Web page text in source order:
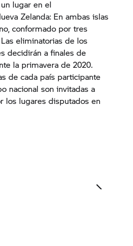
lugar en el
Zelanda: En ambas islas
conformado por tres
eliminatorias de los
decidirán a finales de
la primavera de 2020.
de cada país participante
nacional son invitadas a
los lugares disputados en